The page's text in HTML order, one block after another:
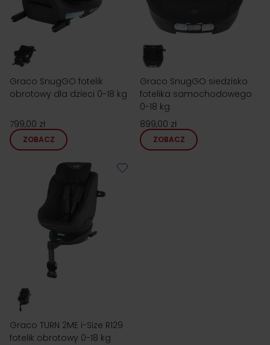
Graco SnugGO fotelik
obrotowy dla dzieci 0-18 kg
799,00 zł
ZOBACZ
Graco SnugGO siedzisko
fotelika samochodowego
0-18 kg
899,00 zł
ZOBACZ
Graco TURN 2ME i-Size R129
fotelik obrotowy 0-18 kg